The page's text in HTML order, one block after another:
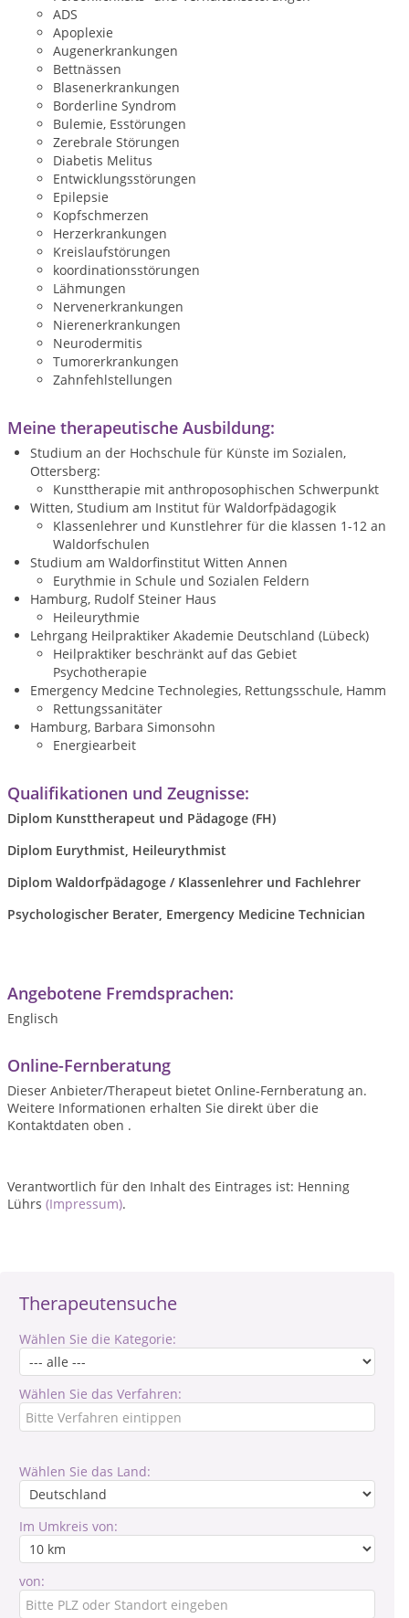
Therapeutensuche
Wählen Sie die Kategorie:
Wählen Sie das Verfahren:
Wählen Sie das Land:
Im Umkreis von:
von:
ADS
Apoplexie
Augenerkrankungen
Bettnässen
Blasenerkrankungen
Borderline Syndrom
Bulemie, Esstörungen
Zerebrale Störungen
Diabetis Melitus
Entwicklungsstörungen
Epilepsie
Kopfschmerzen
Herzerkrankungen
Kreislaufstörungen
koordinationsstörungen
Lähmungen
Nervenerkrankungen
Nierenerkrankungen
Neurodermitis
Tumorerkrankungen
Zahnfehlstellungen
Meine therapeutische Ausbildung:
Studium an der Hochschule für Künste im Sozialen,
Ottersberg:
Kunsttherapie mit anthroposophischen Schwerpunkt
Witten, Studium am Institut für Waldorfpädagogik
Klassenlehrer und Kunstlehrer für die klassen 1-12 an
Waldorfschulen
Studium am Waldorfinstitut Witten Annen
Eurythmie in Schule und Sozialen Feldern
Hamburg, Rudolf Steiner Haus
Heileurythmie
Lehrgang Heilpraktiker Akademie Deutschland (Lübeck)
Heilpraktiker beschränkt auf das Gebiet
Psychotherapie
Emergency Medcine Technolegies, Rettungsschule, Hamm
Rettungssanitäter
Hamburg, Barbara Simonsohn
Energiearbeit
Qualifikationen und Zeugnisse:
Diplom Kunsttherapeut und Pädagoge (FH)
Diplom Eurythmist, Heileurythmist
Diplom Waldorfpädagoge / Klassenlehrer und Fachlehrer
Psychologischer Berater, Emergency Medicine Technician
Angebotene Fremdsprachen:
Englisch
Online-Fernberatung
Dieser Anbieter/Therapeut bietet Online-Fernberatung an.
Weitere Informationen erhalten Sie direkt über die
Kontaktdaten oben .
Verantwortlich für den Inhalt des Eintrages ist: Henning
Lührs (Impressum).